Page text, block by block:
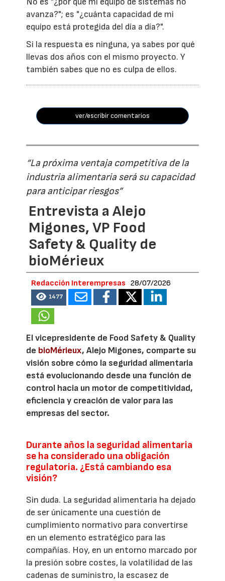
avanza?"; es "¿cuánta capacidad de mi
equipo está protegida del día a día?".
Si la respuesta es ninguna, ya sabes por qué
llevas dos años con el mismo proyecto. Y
también sabes que no es culpa de ellos.
ver/escribir comentarios
“La próxima ventaja competitiva de la
industria alimentaria será su capacidad
para anticipar riesgos”
Entrevista a Alejo
Migones, VP Food
Safety & Quality de
bioMérieux
Redacción Interempresas 28/07/2026
1477
El vicepresidente de Food Safety & Quality
de bioMérieux, Alejo Migones, comparte su
visión sobre cómo la seguridad alimentaria
está evolucionando desde una función de
control hacia un motor de competitividad,
eficiencia y creación de valor para las
empresas del sector.
Durante años la seguridad alimentaria
se ha considerado una obligación
regulatoria. ¿Está cambiando esa
visión?
Sin duda. La seguridad alimentaria ha dejado
de ser únicamente una cuestión de
cumplimiento normativo para convertirse
en un elemento estratégico para las
compañías. Hoy, en un entorno marcado por
la presión sobre costes, la volatilidad de las
cadenas de suministro, la escasez de